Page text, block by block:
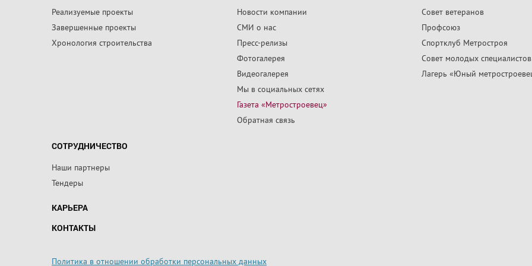
Реализуемые проекты
Завершенные проекты
Хронология строительства
Новости компании
СМИ о нас
Пресс-релизы
Фотогалерея
Видеогалерея
Мы в социальных сетях
Газета «Метростроевец»
Обратная связь
Совет ветеранов
Профсоюз
Спортклуб Метростроя
Совет молодых специалистов
Лагерь «Юный
СОТРУДНИЧЕСТВО
Наши партнеры
Тендеры
КАРЬЕРА
КОНТАКТЫ
Политика в отношении обработки персональных данных